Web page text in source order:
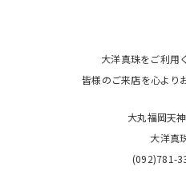
大洋真珠をご利
皆様のご来店を心より
大丸福岡天
大洋真
(092)781-